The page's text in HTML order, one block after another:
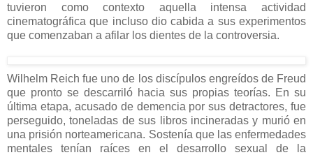
tuvieron como contexto aquella intensa actividad
cinematográfica que incluso dio cabida a sus experimentos
que comenzaban a afilar los dientes de la controversia.
Wilhelm Reich fue uno de los discípulos engreídos de Freud
que pronto se descarriló hacia sus propias teorías. En su
última etapa, acusado de demencia por sus detractores, fue
perseguido, toneladas de sus libros incineradas y murió en
una prisión norteamericana. Sostenía que las enfermedades
mentales tenían raíces en el desarrollo sexual de la